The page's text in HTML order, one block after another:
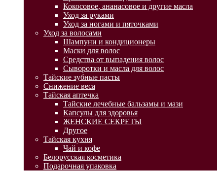
Кокосовое, ананасовое и другие масла
Уход за руками
Уход за ногами и пяточками
Уход за волосами
Шампуни и кондиционеры
Маски для волос
Средства от выпадения волос
Сыворотки и масла для волос
Тайские зубные пасты
Снижение веса
Тайская аптечка
Тайские лечебные бальзамы и мази
Капсулы для здоровья
ЖЕНСКИЕ СЕКРЕТЫ
Другое
Тайская кухня
Чай и кофе
Белорусская косметика
Подарочная упаковка